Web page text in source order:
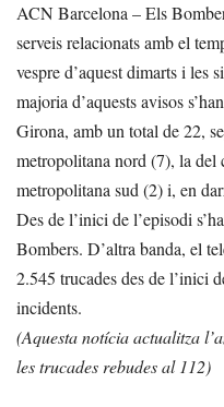
ACN Barcelona – Els
serveis relacionats amb el
vespre d’aquest dimarts i les
majoria d’aquests avisos
Girona, amb un total de 22,
metropolitana nord (7), la del
metropolitana sud (2) i, en
Des de l’inici de l’episodi
Bombers. D’altra banda, el
2.545 trucades des de l’inici
incidents.
(Aquesta notícia actualitza
les trucades rebudes al 112)